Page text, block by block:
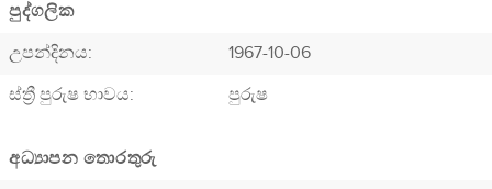
පුද්ගලික
උපන්දිනය:
1967-10-06
ස්ත්‍රී පුරුෂ භාවය:
පුරුෂ
අධ්‍යාපන තොරතුරු